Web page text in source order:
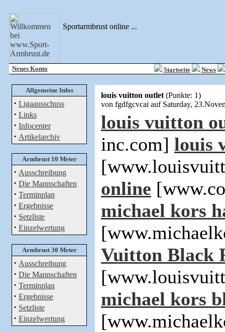
Sportarmbrust online ...
Neues Konto Startseite News
Allgemeine Infos
· Ligaausschuss
· Links
· Infocenter
· Artikelarchiv
Armbrust 10 Meter
· Ausschreibung
· Die Mannschaften
· Terminplan
· Ergebnisse
· Setzliste
· Einzelwertung
Armbrust 30 Meter
· Ausschreibung
· Die Mannschaften
· Terminplan
· Ergebnisse
· Setzliste
· Einzelwertung
louis vuitton outlet (Punkte: 1)
von fgdfgcvcai auf Saturday,
louis vuitton
inc.com] louis
online
michael kors
Vuitton Black
michael kors